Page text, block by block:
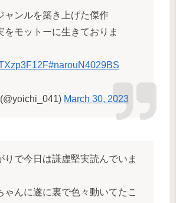
ャンルを築き上げた傑作
をモットーに生きておりま
#narouN4029BS
March 30, 2023
りで今日は謙虚堅実読んでいま
ゃんに遂に裏で色々動いてたこ